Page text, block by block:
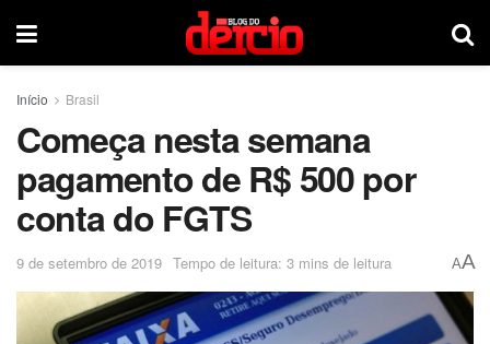
Início Brasil
Começa nesta semana
pagamento de R$ 500 por
conta do FGTS
9 de setembro de 2019 Tempo de leitura: 3 mins de leitura AA